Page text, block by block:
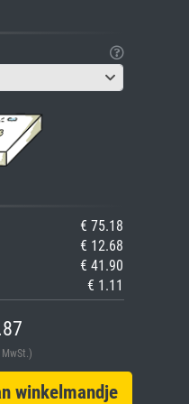
€ 75.18
€ 12.68
€ 41.90
€ 1.11
winkelmandje